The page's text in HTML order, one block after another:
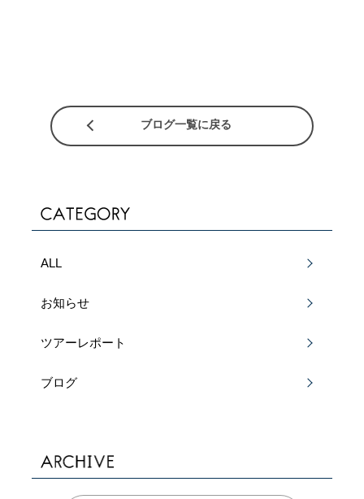
ブログ一覧に戻る
ALL
お知らせ
ツアーレポート
ブログ